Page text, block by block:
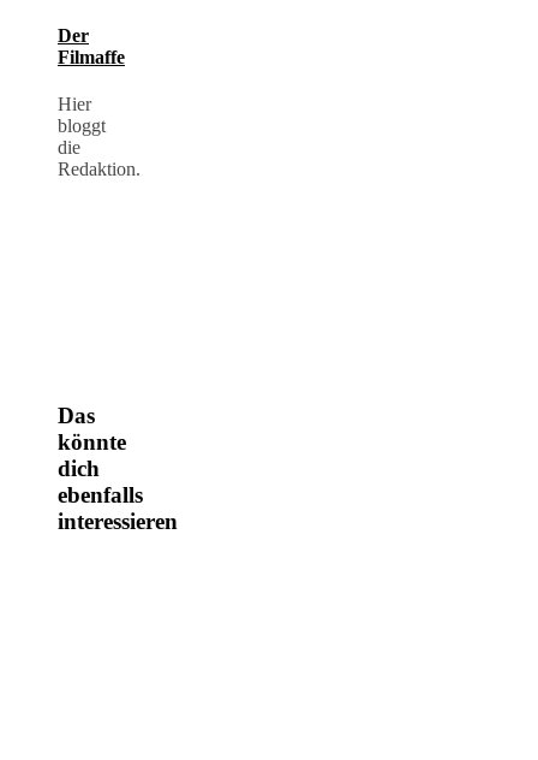
Der
Filmaffe
Hier
bloggt
die
Redaktion.
Das
könnte
dich
ebenfalls
interessieren